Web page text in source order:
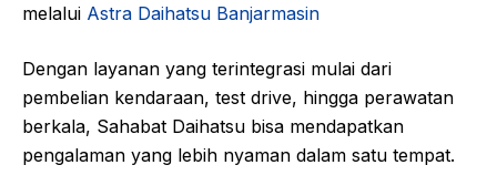
melalui Astra Daihatsu Banjarmasin
Dengan layanan yang terintegrasi mulai dari
pembelian kendaraan, test drive, hingga perawatan
berkala, Sahabat Daihatsu bisa mendapatkan
pengalaman yang lebih nyaman dalam satu tempat.